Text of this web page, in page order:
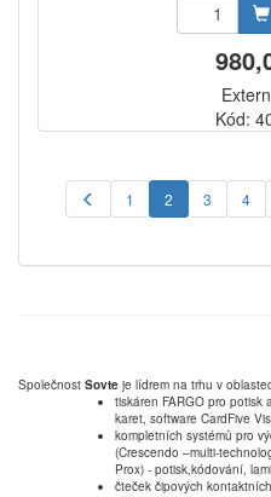
Kód:
1 2 3 4
Společnost Sovte je lídrem na trhu v
tiskáren FARGO pro
karet, software CardFive
kompletních systémů pro
(Crescendo –multi-
Prox) - potisk,kódování,
čteček čipových